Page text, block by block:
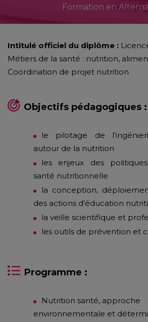
Formation en
Intitulé officiel du diplôme :
Métiers de la santé : nutrition,
Coordination de projet nutrition
Objectifs pédagogiques :
le pilotage de
autour de la nutrition
les enjeux des
santé nutritionnelle
la conception,
des actions d’éducation
la veille scientifique et
les outils de prévention et
Programme :
Nutrition santé, approche
environnementale et